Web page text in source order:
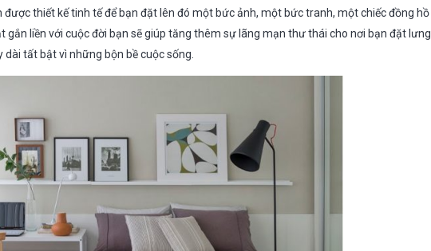
được thiết kế tinh tế để bạn đặt lên đó một bức ảnh, một bức tranh, một chiếc đồng hồ
gắn liền với cuộc đời bạn sẽ giúp tăng thêm sự lãng mạn thư thái cho nơi bạn đặt lưng
tất bật vì những bộn bề cuộc sống.